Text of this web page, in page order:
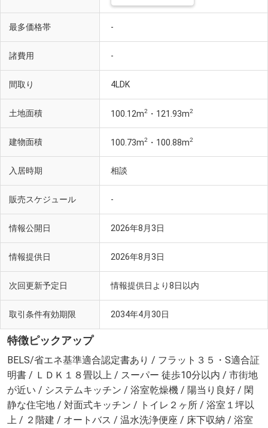
最多価格帯 -
諸費用 -
間取り 4LDK
土地面積 100.12m2 ・121.93m2
建物面積 100.73m2 ・100.88m2
入居時期 相談
販売スケジュール -
情報公開日 2026年8月3日
情報提供日 2026年8月3日
次回更新予定日 情報提供日より8日以内
取引条件有効期限 2034年4月30日
特徴ピックアップ
BELS/省エネ基準適合認定書あり / フラット３５・S適合証
明書 / ＬＤＫ１８畳以上 / スーパー 徒歩10分以内 / 市街地
が近い / システムキッチン / 浴室乾燥機 / 陽当り良好 / 閑
静な住宅地 / 対面式キッチン / トイレ２ヶ所 / 浴室１坪以
上 / ２階建 / オートバス / 温水洗浄便座 / 床下収納 / 浴室